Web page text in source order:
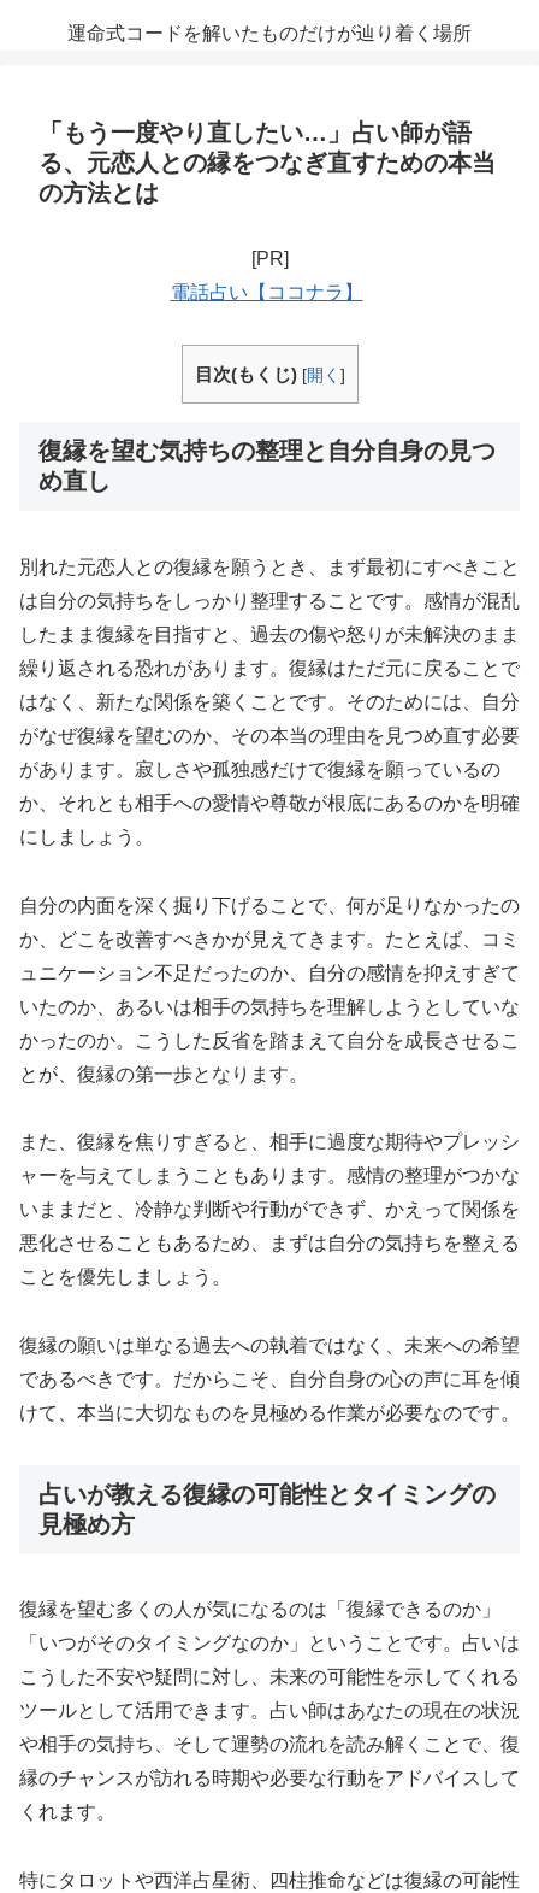
運命式コードを解いたものだけが辿り着く場所
「もう一度やり直したい…」占い師が語
る、元恋人との縁をつなぎ直すための本当
の方法とは
[PR]
電話占い【ココナラ】
目次(もくじ) [開く ]
復縁を望む気持ちの整理と自分自身の見つ
め直し
別れた元恋人との復縁を願うとき、まず最初にすべきこと
は自分の気持ちをしっかり整理することです。感情が混乱
したまま復縁を目指すと、過去の傷や怒りが未解決のまま
繰り返される恐れがあります。復縁はただ元に戻ることで
はなく、新たな関係を築くことです。そのためには、自分
がなぜ復縁を望むのか、その本当の理由を見つめ直す必要
があります。寂しさや孤独感だけで復縁を願っているの
か、それとも相手への愛情や尊敬が根底にあるのかを明確
にしましょう。
自分の内面を深く掘り下げることで、何が足りなかったの
か、どこを改善すべきかが見えてきます。たとえば、コミ
ュニケーション不足だったのか、自分の感情を抑えすぎて
いたのか、あるいは相手の気持ちを理解しようとしていな
かったのか。こうした反省を踏まえて自分を成長させるこ
とが、復縁の第一歩となります。
また、復縁を焦りすぎると、相手に過度な期待やプレッシ
ャーを与えてしまうこともあります。感情の整理がつかな
いままだと、冷静な判断や行動ができず、かえって関係を
悪化させることもあるため、まずは自分の気持ちを整える
ことを優先しましょう。
復縁の願いは単なる過去への執着ではなく、未来への希望
であるべきです。だからこそ、自分自身の心の声に耳を傾
けて、本当に大切なものを見極める作業が必要なのです。
占いが教える復縁の可能性とタイミングの
見極め方
復縁を望む多くの人が気になるのは「復縁できるのか」
「いつがそのタイミングなのか」ということです。占いは
こうした不安や疑問に対し、未来の可能性を示してくれる
ツールとして活用できます。占い師はあなたの現在の状況
や相手の気持ち、そして運勢の流れを読み解くことで、復
縁のチャンスが訪れる時期や必要な行動をアドバイスして
くれます。
特にタロットや西洋占星術、四柱推命などは復縁の可能性